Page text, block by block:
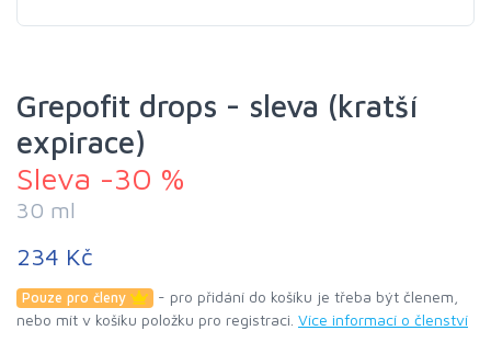
Grepofit drops - sleva (kratší
expirace)
Sleva -30 %
30 ml
234 Kč
Pouze pro členy
- pro přidání do košíku je třeba být členem,
nebo mít v košíku položku pro registraci. Více informací o členství